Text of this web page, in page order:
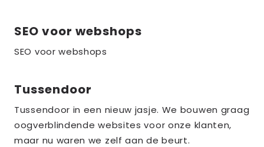
Lees
meer
SEO voor webshops
SEO voor webshops
Lees
meer
over
the_title;
Tussendoor
Tussendoor in een nieuw jasje. We bouwen graag
oogverblindende websites voor onze klanten,
maar nu waren we zelf aan de beurt.